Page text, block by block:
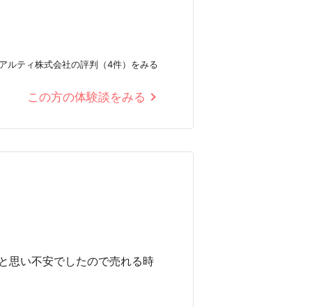
ルティ株式会社の評判（4件）をみる
この方の体験談をみる
思い不安でしたので売れる時